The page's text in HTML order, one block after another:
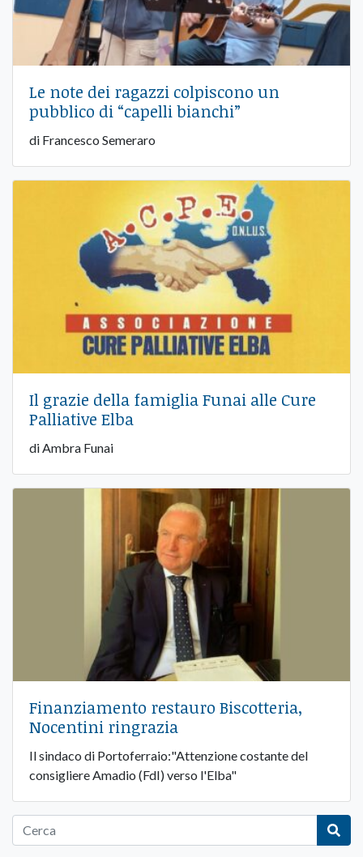
Le note dei ragazzi colpiscono un
pubblico di “capelli bianchi”
di Francesco Semeraro
Il grazie della famiglia Funai alle Cure
Palliative Elba
di Ambra Funai
Finanziamento restauro Biscotteria,
Nocentini ringrazia
Il sindaco di Portoferraio:"Attenzione costante del
consigliere Amadio (FdI) verso l'Elba"